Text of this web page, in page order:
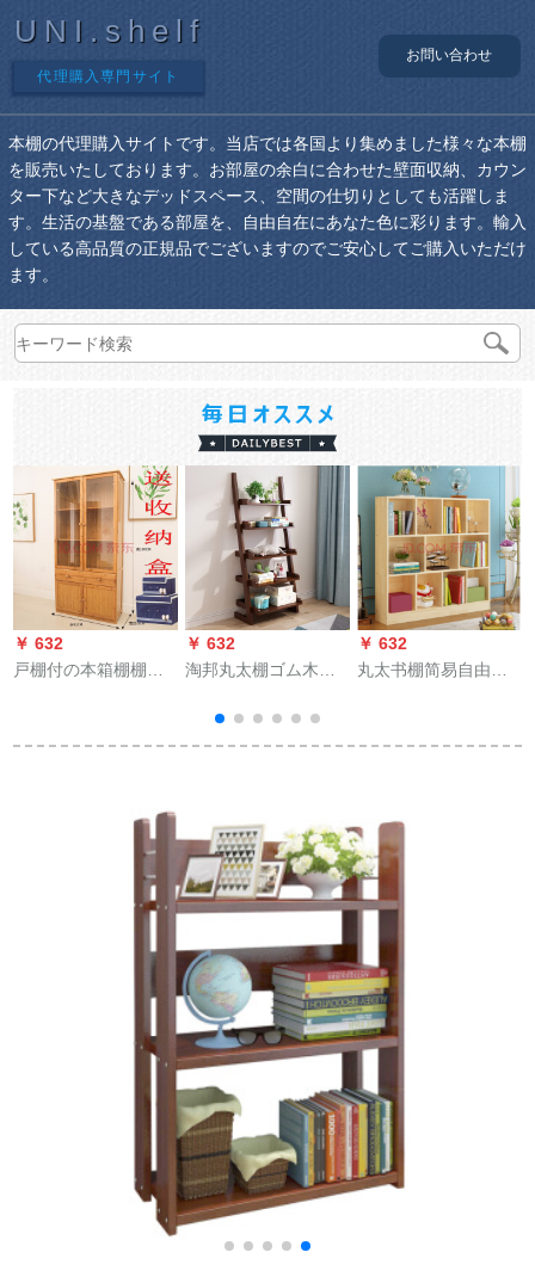
UNI.shelf
代理購入専門サイト
お問い合わせ
本棚の代理購入サイトです。当店では各国より集めました様々な本棚
を販売いたしております。お部屋の余白に合わせた壁面収納、カウン
ター下など大きなデッドスペース、空間の仕切りとしても活躍しま
す。生活の基盤である部屋を、自由自在にあなた色に彩ります。輸入
している高品質の正規品でございますのでご安心してご購入いただけ
ます。
￥ 632
戸棚付の本箱棚棚付
ットには、丸竹收纳
￥ 632
淘邦丸太棚ゴム木本
代家庭用展示棚胡桃
色
￥ 632
丸太书棚简易自由组
ステラ3阶长さ1.6 m